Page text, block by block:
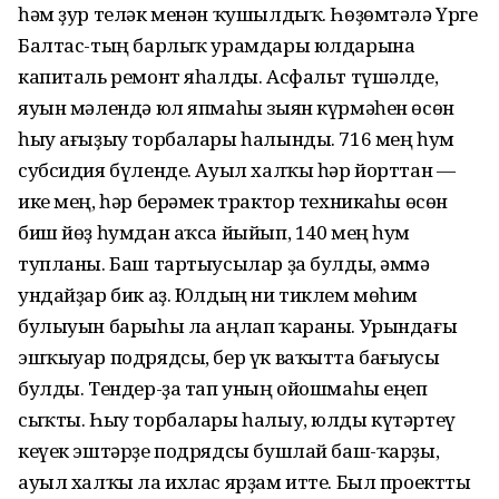
һәм ҙур теләк менән ҡушылдыҡ. Һөҙөмтәлә Үрге
Балтас-тың барлыҡ урамдары юлдарына
капиталь ремонт яһалды. Асфальт түшәлде,
яуын мәлендә юл япмаһы зыян күрмәһен өсөн
һыу ағыҙыу торбалары һалынды. 716 мең һум
субсидия бүленде. Ауыл халҡы һәр йорттан —
ике мең, һәр берәмек трактор техникаһы өсөн
биш йөҙ һумдан аҡса йыйып, 140 мең һум
тупланы. Баш тартыусылар ҙа булды, әммә
ундайҙар бик аҙ. Юлдың ни тиклем мөһим
булыуын барыһы ла аңлап ҡараны. Урындағы
эшҡыуар подрядсы, бер үк ваҡытта бағыусы
булды. Тендер-ҙа тап уның ойошмаһы еңеп
сыҡты. Һыу торбалары һалыу, юлды күтәртеү
кеүек эштәрҙе подрядсы бушлай баш-ҡарҙы,
ауыл халҡы ла ихлас ярҙам итте. Был проектты